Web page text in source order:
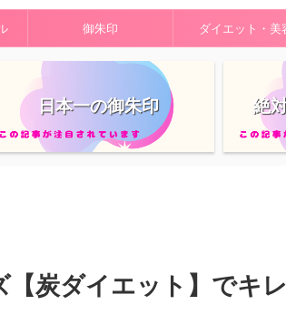
御朱印 ダイエット・美
日本一の御朱印 絶
炭ダイエット】でキ